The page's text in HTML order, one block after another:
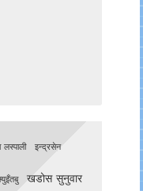
इन्द्रसेन
खडोस सुनुवार